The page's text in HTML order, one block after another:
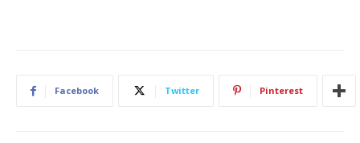
Facebook Twitter Pinterest